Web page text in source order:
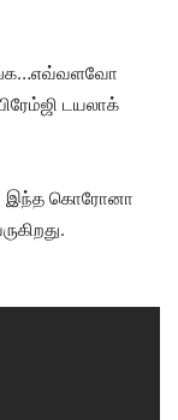
டயலாக்
இந்த கொரோனா